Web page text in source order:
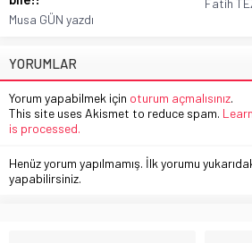
Musa GÜN yazdı
Fatih
YORUMLAR
Yorum yapabilmek için oturum açmalısınız.
This site uses Akismet to reduce spam.
is processed.
Henüz yorum yapılmamış. İlk yorumu
yapabilirsiniz.